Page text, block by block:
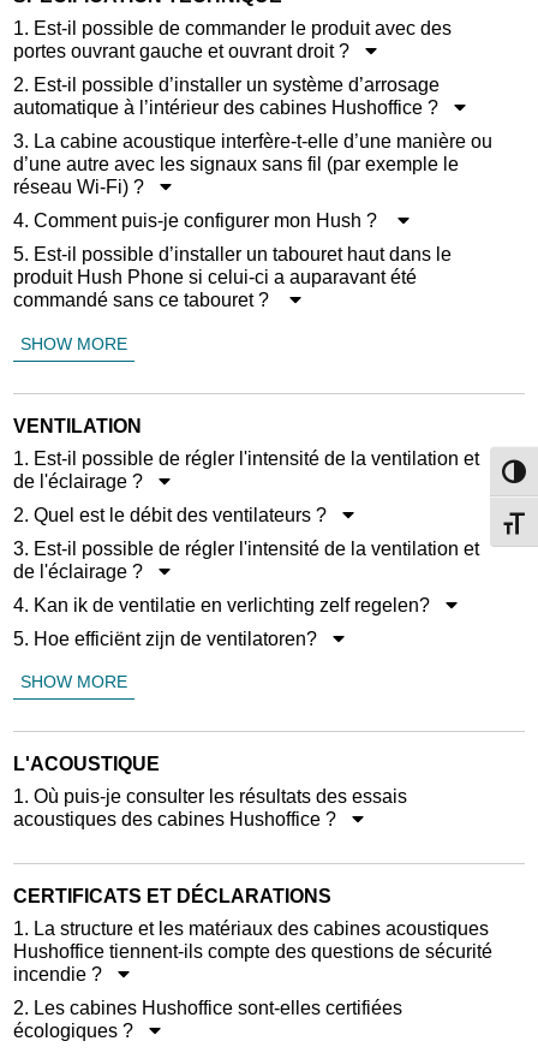
1. Est-il possible de commander le produit avec des
portes ouvrant gauche et ouvrant droit ?
2. Est-il possible d’installer un système d’arrosage
automatique à l’intérieur des cabines Hushoffice ?
3. La cabine acoustique interfère-t-elle d’une manière ou
d’une autre avec les signaux sans fil (par exemple le
réseau Wi-Fi) ?
4. Comment puis-je configurer mon Hush ?
5. Est-il possible d’installer un tabouret haut dans le
produit Hush Phone si celui-ci a auparavant été
commandé sans ce tabouret ?
SHOW MORE
VENTILATION
1. Est-il possible de régler l'intensité de la ventilation et
de l'éclairage ?
2. Quel est le débit des ventilateurs ?
3. Est-il possible de régler l'intensité de la ventilation et
de l'éclairage ?
4. Kan ik de ventilatie en verlichting zelf regelen?
5. Hoe efficiënt zijn de ventilatoren?
SHOW MORE
L'ACOUSTIQUE
1. Où puis-je consulter les résultats des essais
acoustiques des cabines Hushoffice ?
CERTIFICATS ET DÉCLARATIONS
1. La structure et les matériaux des cabines acoustiques
Hushoffice tiennent-ils compte des questions de sécurité
incendie ?
2. Les cabines Hushoffice sont-elles certifiées
écologiques ?